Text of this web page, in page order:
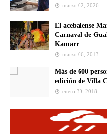
marzo 02, 2026
El acebalense
Carnaval de
Kamarr
marzo 06, 2013
Más de 600
edición de Villa
enero 30, 2018